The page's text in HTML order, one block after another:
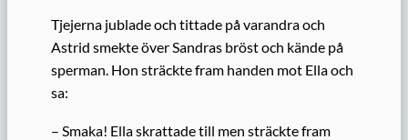
Tjejerna jublade och tittade på varandra och
Astrid smekte över Sandras bröst och kände på
sperman. Hon sträckte fram handen mot Ella och
sa:
– Smaka! Ella skrattade till men sträckte fram